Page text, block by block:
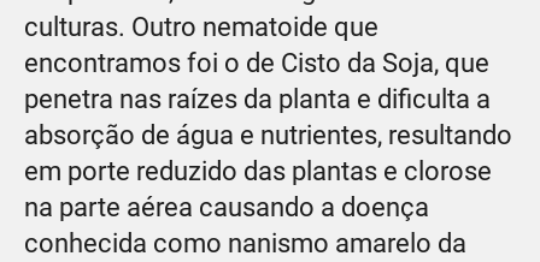
culturas. Outro nematoide que
encontramos foi o de Cisto da Soja, que
penetra nas raízes da planta e dificulta a
absorção de água e nutrientes, resultando
em porte reduzido das plantas e clorose
na parte aérea causando a doença
conhecida como nanismo amarelo da